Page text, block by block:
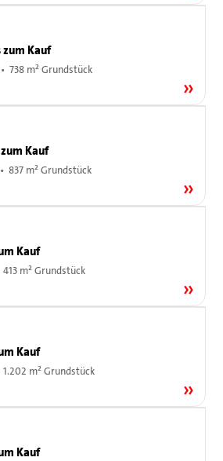
Kauf
738 m² Grundstück
Kauf
837 m² Grundstück
Kauf
m² Grundstück
Kauf
m² Grundstück
Kauf